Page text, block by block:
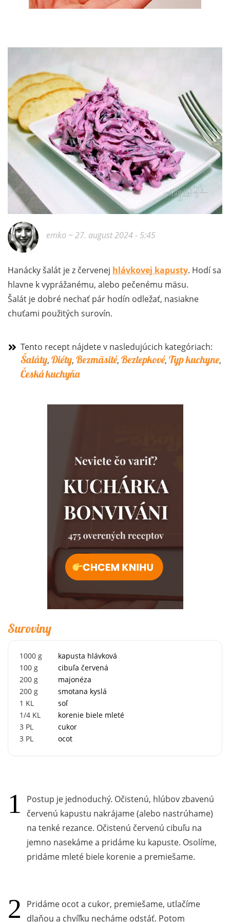
emko ~ 27. august 2024 - 5:45
Hanácky šalát je z červenej hlávkovej kapusty. Hodí sa
hlavne k vyprážanému, alebo pečenému mäsu.
Šalát je dobré nechať pár hodín odležať, nasiakne
chuťami použitých surovín.
Tento recept nájdete v nasledujúcich kategóriach:
Šaláty, Diéty, Bezmäsité, Bezlepkové, Typ kuchyne,
Česká kuchyňa
Suroviny
1000 g
kapusta hlávková
100 g
cibuľa červená
200 g
majonéza
200 g
smotana kyslá
1 KL
soľ
1/4 KL
korenie biele mleté
3 PL
cukor
3 PL ocot
Postup je jednoduchý. Očistenú, hlúbov zbavenú
červenú kapustu nakrájame (alebo nastrúhame)
na tenké rezance. Očistenú červenú cibuľu na
jemno nasekáme a pridáme ku kapuste. Osolíme,
pridáme mleté biele korenie a premiešame.
Pridáme ocot a cukor, premiešame, utlačíme
dlaňou a chvíľku necháme odstáť. Potom